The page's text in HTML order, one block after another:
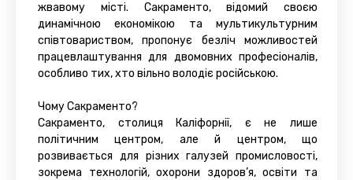
жвавому місті. Сакраменто, відомий своєю
динамічною економікою та мультикультурним
співтовариством, пропонує безліч можливостей
працевлаштування для двомовних професіоналів,
особливо тих, хто вільно володіє російською.
Чому Сакраменто?
Сакраменто, столиця Каліфорнії, є не лише
політичним центром, але й центром, що
розвивається для різних галузей промисловості,
зокрема технологій, охорони здоров’я, освіти та